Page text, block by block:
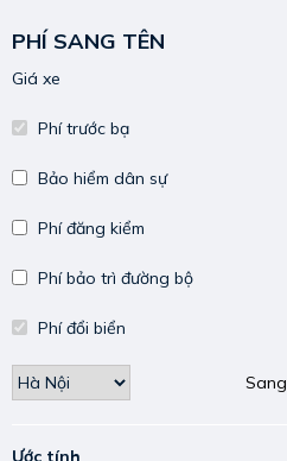
PHÍ SANG TÊN
Giá xe
Phí trước bạ
Bảo hiểm dân sự
Phí đăng kiểm
Phí bảo trì đường bộ
Phí đổi biển
Sang
Ước tính